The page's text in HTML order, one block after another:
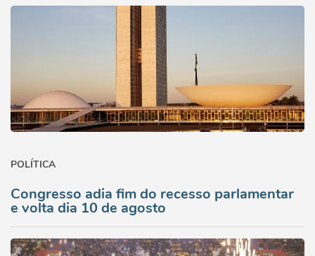
POLÍTICA
Congresso adia fim do recesso parlamentar
e volta dia 10 de agosto